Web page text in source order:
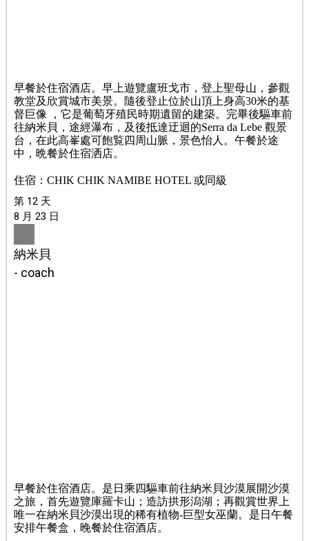
早餐於住宿酒店。早上遊覽盧班戈市，登上聖母山，參觀
教堂及欣賞城市美景。隨後登止位於山頂上身高30米的基
督巨像 ，它是葡萄牙殖民時期遺留的建築。完畢後驅車前
往納米貝，途經瀑布，及後抵達迂迴的Serra da Lebe 觀景
台，在此高峯處可飽覧四周山脈，景色怡人。午餐於途
中，晩餐於住宿洒店。
住宿：CHIK CHIK NAMIBE HOTEL 或同級
第 12 天
8 月 23 日
納米貝
- coach
早餐於住宿酒店。是日乘四驅車前往納米貝沙漠展開沙漠
之旅，首先遊覽庫羅卡山；造訪拱形潟湖；再觀賞世界上
唯一在納米貝沙漠出現的稀有植物-巨型女巫蘭。是日午餐
安排午餐盒，晚餐於住宿酒店。